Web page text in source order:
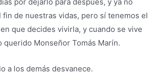
de nuestras vidas, pero sí tenemos el
que decides vivirla, y cuando se vive
Monseñor Tomás Marín.
a los demás desvanece.